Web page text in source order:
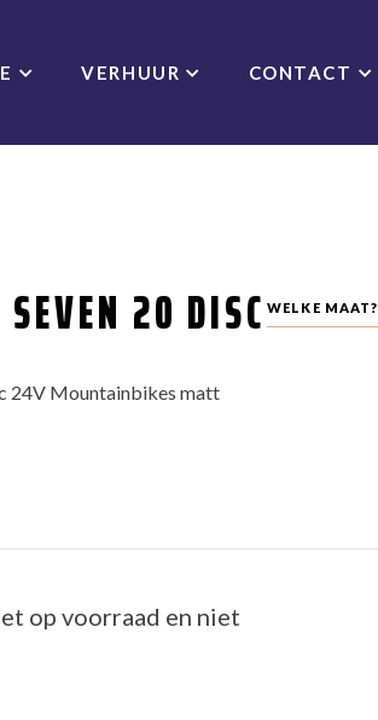
VERHUUR CONTACT
WELKE MAAT?
20 DISC
24V Mountainbikes matt
op voorraad en niet